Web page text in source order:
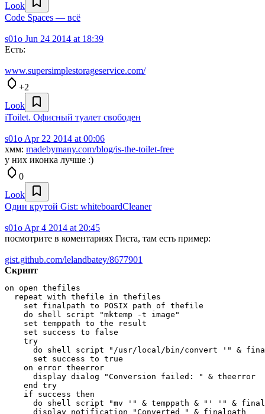
Look
Code Spaces — всё
s01o Jun 24 2014 at 18:39
Есть:
www.supersimplestorageservice.com/
+2
Look
iToilet. Офисный туалет свободен
s01o Apr 22 2014 at 00:06
хмм: madebymany.com/blog/is-the-toilet-free
у них иконка лучше :)
0
Look
Один крутой Gist: whiteboardCleaner
s01o Apr 4 2014 at 20:45
посмотрите в коментариях Гиста, там есть пример:
gist.github.com/lelandbatey/8677901
Скрипт
on open thefiles
  repeat with thefile in thefiles
    set finalpath to POSIX path of thefile
    do shell script "mktemp -t image"
    set temppath to the result
    set success to false
    try
do shell script "/usr/local/bin/convert '" &
      set success to true
    on error theerror
      display dialog "Conversion failed: " & theerror
    end try
    if success then
do shell script "mv '" & temppath & "' '" &
      display notification "Converted " & finalpath